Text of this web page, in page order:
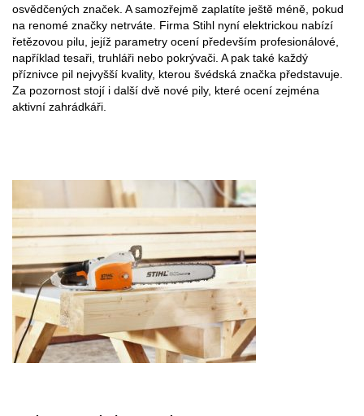
osvědčených značek. A samozřejmě zaplatíte ještě méně, pokud
na renomé značky netrváte. Firma Stihl nyní elektrickou nabízí
řetězovou pilu, jejíž parametry ocení především profesionálové,
například tesaři, truhláři nebo pokrývači. A pak také každý
příznivce pil nejvyšší kvality, kterou švédská značka představuje.
Za pozornost stojí i další dvě nové pily, které ocení zejména
aktivní zahrádkáři.